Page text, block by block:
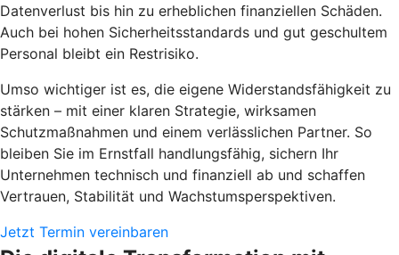
Datenverlust bis hin zu erheblichen finanziellen Schäden.
Auch bei hohen Sicherheitsstandards und gut geschultem
Personal bleibt ein Restrisiko.
Umso wichtiger ist es, die eigene Widerstandsfähigkeit zu
stärken – mit einer klaren Strategie, wirksamen
Schutzmaßnahmen und einem verlässlichen Partner. So
bleiben Sie im Ernstfall handlungsfähig, sichern Ihr
Unternehmen technisch und finanziell ab und schaffen
Vertrauen, Stabilität und Wachstumsperspektiven.
Jetzt Termin vereinbaren